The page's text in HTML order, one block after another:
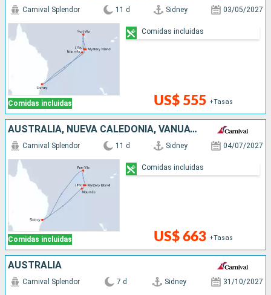
Comidas incluidas
Carnival Splendor 11 d Sidney 03/05/2027
US$ 555 +Tasas
Comidas incluidas
AUSTRALIA, NUEVA CALEDONIA, VANUATU
Comidas incluidas
Carnival Splendor 11 d Sidney 04/07/2027
US$ 663 +Tasas
Comidas incluidas
AUSTRALIA
Carnival Splendor 7 d Sidney 31/10/2027